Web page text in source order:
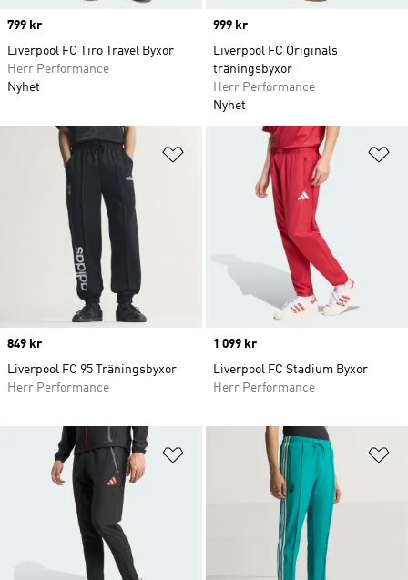
Price
799 kr
Liverpool FC Tiro Travel Byxor
Herr Performance
Nyhet
Price
999 kr
Liverpool FC Originals
träningsbyxor
Herr Performance
Nyhet
Lägg till på önskelistan
Price
849 kr
Liverpool FC 95 Träningsbyxor
Herr Performance
Price
1 099 kr
Liverpool FC Stadium Byxor
Herr Performance
Lägg till på önskelistan